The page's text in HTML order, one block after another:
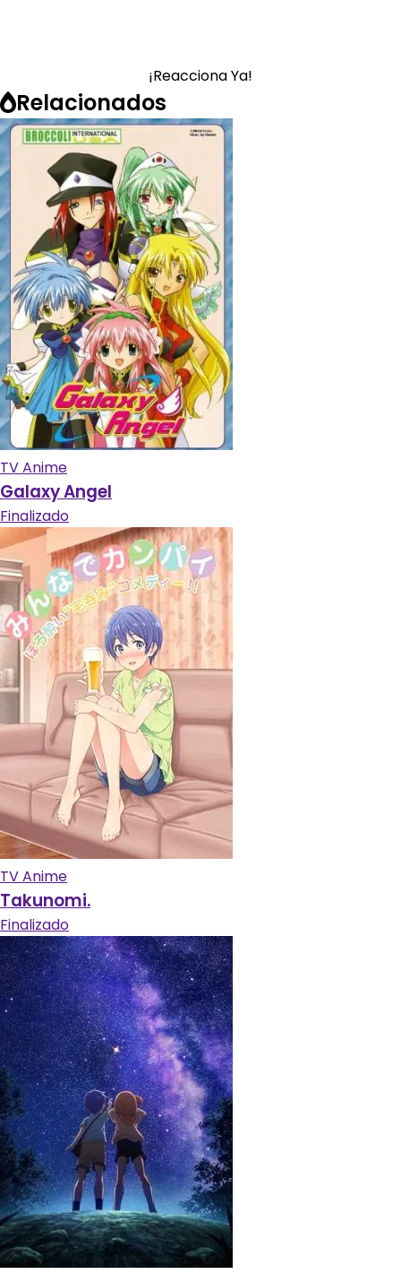
¡Reacciona Ya!
Relacionados
TV Anime
Galaxy Angel
Finalizado
TV Anime
Takunomi.
Finalizado